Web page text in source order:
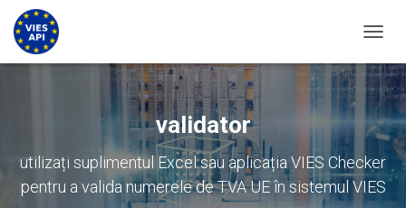
validator
utilizați suplimentul Excel sau aplicația VIES Checker
pentru a valida numerele de TVA UE în sistemul VIES